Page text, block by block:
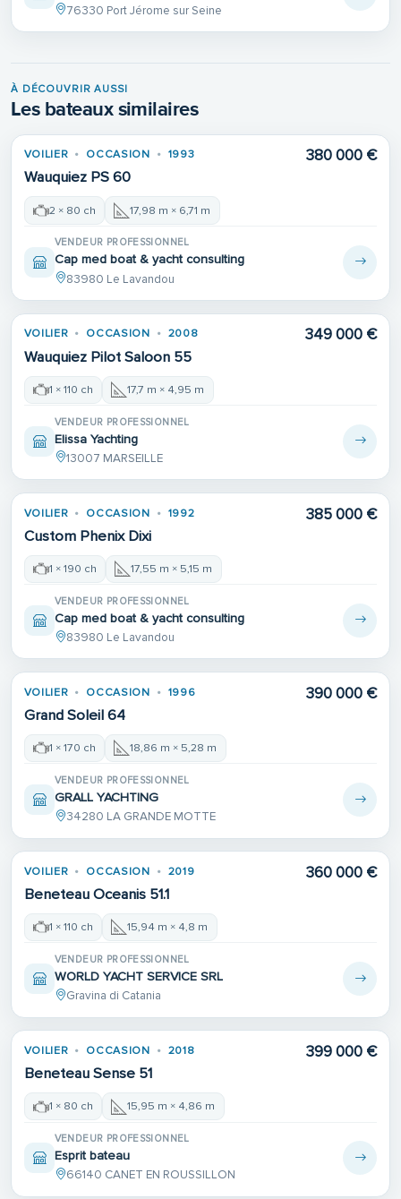
76330 Port Jérome sur Seine
À DÉCOUVRIR AUSSI
Les bateaux similaires
VOILIER OCCASION 1993
Wauquiez PS 60
380 000 €
2 × 80 ch 17,98 m × 6,71 m
VENDEUR PROFESSIONNEL
Cap med boat & yacht consulting
83980 Le Lavandou
VOILIER OCCASION 2008
Wauquiez Pilot Saloon 55
349 000 €
1 × 110 ch 17,7 m × 4,95 m
VENDEUR PROFESSIONNEL
Elissa Yachting
13007 MARSEILLE
VOILIER OCCASION 1992
Custom Phenix Dixi
385 000 €
1 × 190 ch 17,55 m × 5,15 m
VENDEUR PROFESSIONNEL
Cap med boat & yacht consulting
83980 Le Lavandou
VOILIER OCCASION 1996
Grand Soleil 64
390 000 €
1 × 170 ch 18,86 m × 5,28 m
VENDEUR PROFESSIONNEL
GRALL YACHTING
34280 LA GRANDE MOTTE
VOILIER OCCASION 2019
Beneteau Oceanis 51.1
360 000 €
1 × 110 ch 15,94 m × 4,8 m
VENDEUR PROFESSIONNEL
WORLD YACHT SERVICE SRL
Gravina di Catania
VOILIER OCCASION 2018
Beneteau Sense 51
399 000 €
1 × 80 ch 15,95 m × 4,86 m
VENDEUR PROFESSIONNEL
Esprit bateau
66140 CANET EN ROUSSILLON